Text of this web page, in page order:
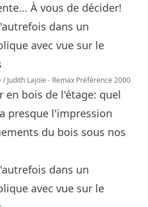
À vous de décider!
Judith Lajoie - Remax Préférence 2000
en bois de l'étage: quel
presque l'impression
du bois sous nos